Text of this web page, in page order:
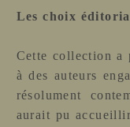
Les choix
Cette collection a
à des auteurs
résolument
aurait pu